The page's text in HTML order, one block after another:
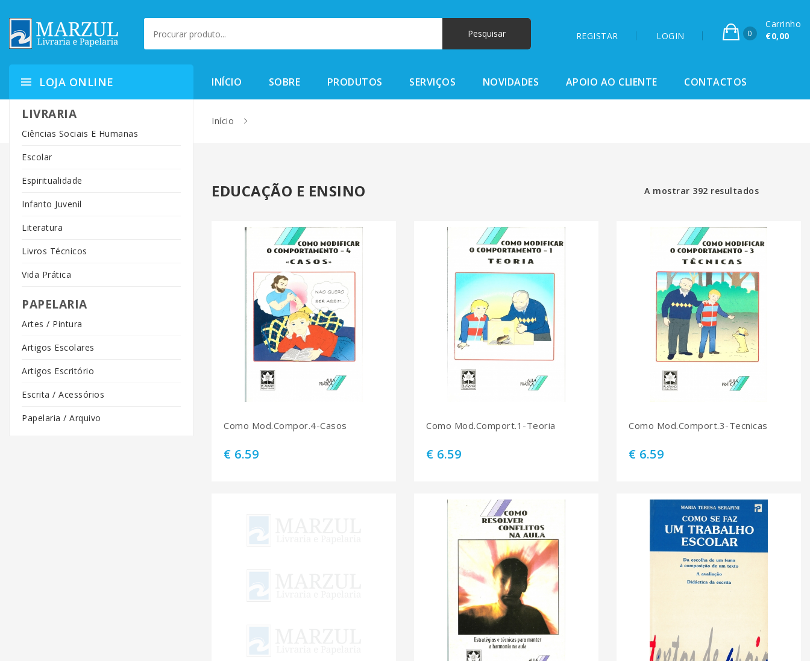
REGISTAR LOGIN 0
Carrinho
€0,00
LOJA ONLINE
LIVRARIA
Ciências Sociais E Humanas
Escolar
Espiritualidade
Infanto Juvenil
Literatura
Livros Técnicos
Vida Prática
PAPELARIA
Artes / Pintura
Artigos Escolares
Artigos Escritório
Escrita / Acessórios
Papelaria / Arquivo
INÍCIO SOBRE PRODUTOS SERVIÇOS NOVIDADES APOIO AO CLIENTE CONTACTOS
Início
EDUCAÇÃO E ENSINO A mostrar 392 resultados
Como Mod.Compor.4-Casos
€ 6.59
Como Mod.Comport.1-Teoria
€ 6.59
Como Mod.Comport.3-Tecnicas
€ 6.59